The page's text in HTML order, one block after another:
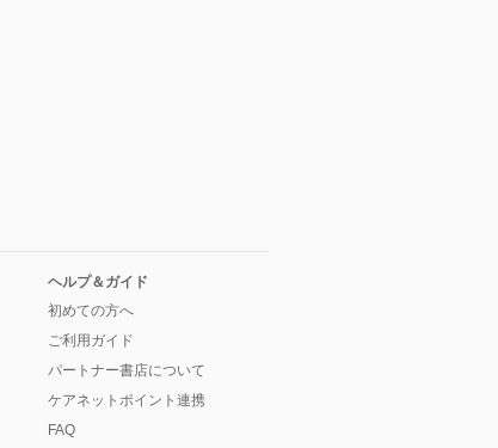
ヘルプ＆ガイド
初めての方へ
ご利用ガイド
パートナー書店について
ケアネットポイント連携
FAQ